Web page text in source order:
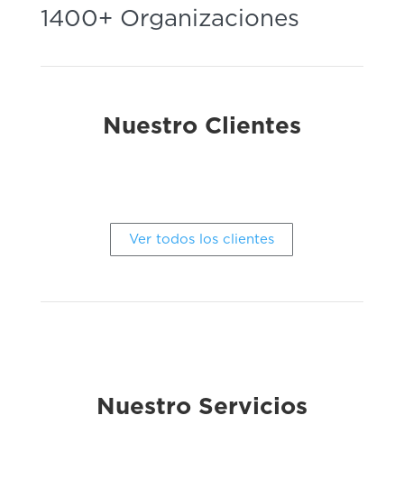
1400+ Organizaciones
Nuestro Clientes
Ver todos los clientes
Nuestro Servicios